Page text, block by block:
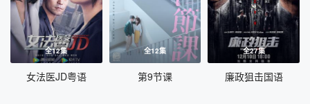
全12集
女法医JD粤语
全12集
第9节课
全27集
廉政狙击国语